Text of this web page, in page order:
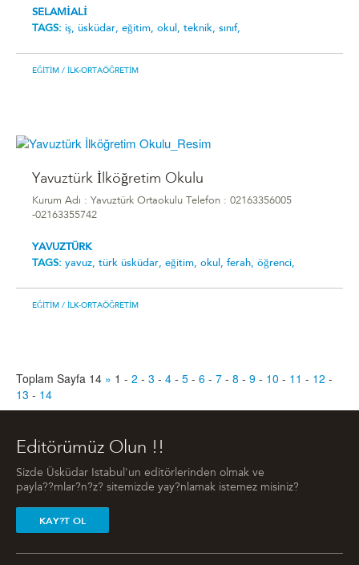
SELAMİALİ
TAGS: iş, üsküdar, eğitim, okul, teknik, sınıf,
EĞITIM / İLK-ORTAÖĞRETIM
Yavuztürk İlköğretim Okulu
Kurum Adı : Yavuztürk Ortaokulu Telefon : 02163356005
-02163355742
YAVUZTÜRK
TAGS: yavuz, türk üsküdar, eğitim, okul, ferah, öğrenci,
EĞITIM / İLK-ORTAÖĞRETIM
Toplam Sayfa 14 » 1 - 2 - 3 - 4 - 5 - 6 - 7 - 8 - 9 - 10 - 11 - 12 -
13 - 14
Editörümüz Olun !!
Sizde Üsküdar Istabul'un editörlerinden olmak ve
payla??mlar?n?z? sitemizde yay?nlamak istemez misiniz?
KAY?T OL